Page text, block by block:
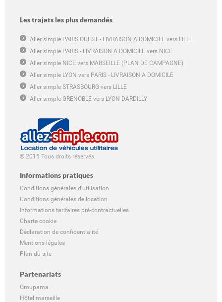
Les trajets les plus demandés
Aller simple PARIS OUEST - LIVRAISON A DOMICILE vers LILLE
Aller simple PARIS - LIVRAISON A DOMICILE vers NICE
Aller simple NICE vers MARSEILLE (PLAN DE CAMPAGNE)
Aller simple LYON vers PARIS - LIVRAISON A DOMICILE
Aller simple STRASBOURG vers LILLE
Aller simple GRENOBLE vers LYON DARDILLY
© 2015 Tous droits réservés
Informations pratiques
Conditions générales d'utilisation
Conditions générales de location
Informations tarifaires pré-contractuelles
Charte cookie
Déclaration de confidentialité
Mentions légales
Plan du site
Partenariats
Groupama
Hôtel marseille